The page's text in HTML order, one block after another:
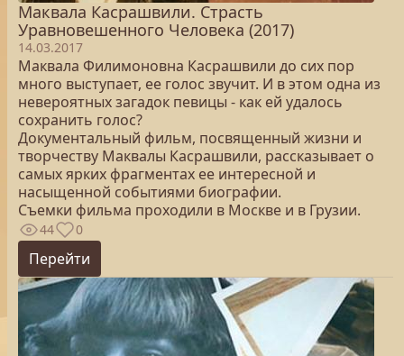
Маквала Касрашвили. Страсть
Уравновешенного Человека (2017)
14.03.2017
Маквала Филимоновна Касрашвили до сих пор
много выступает, ее голос звучит. И в этом одна из
невероятных загадок певицы - как ей удалось
сохранить голос?
Документальный фильм, посвященный жизни и
творчеству Маквалы Касрашвили, рассказывает о
самых ярких фрагментах ее интересной и
насыщенной событиями биографии.
Съемки фильма проходили в Москве и в Грузии.
44 0
Перейти